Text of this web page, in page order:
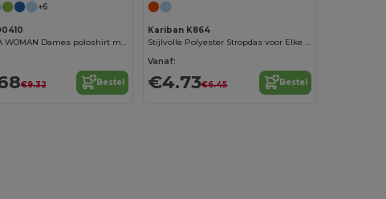
+6
MONZHA WOMAN Dames poloshirt met korte mouwen
€9.32 Bestel
Kariban K864
Stijlvolle Polyester Stropdas voor Elke Gelegenheid
Vanaf:
€4.73€6.45 Bestel